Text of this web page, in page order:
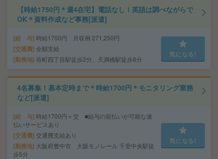
【時給1750円＊週4在宅】電話なし！英語は調べながらで
OK＊資料作成など事務[派遣]
給 与 時給1750円 月収例 271,250円
交通費 全額支給
勤務地 谷町四丁目駅徒歩2分、天満橋駅徒歩8分
気になる!
4名募集！基本定時まで＊時給1700円＊モニタリング業務
など[派遣]
給 与 時給1700円＋交 ■給与の前払いが可能な速
払いサービスあり
交通費 交通費支給あり
勤務地 大阪府豊中市 大阪モノレール 千里中央駅徒
歩5分
気になる!